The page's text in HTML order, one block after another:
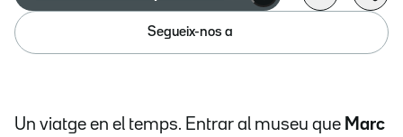
Segueix-nos a
Un viatge en el temps. Entrar al museu que Marc